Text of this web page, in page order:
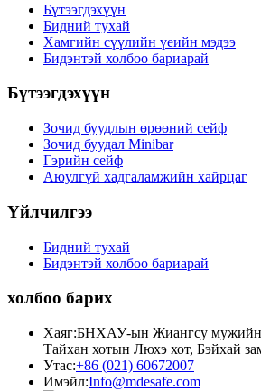
Бүтээгдэхүүн
Бидний тухай
Хамгийн сүүлийн үеийн мэдээ
Бидэнтэй холбоо бариарай
Бүтээгдэхүүн
Зочид буудлын өрөөний сейф
Зочид буудал Minibar
Гэрийн сейф
Аюулгүй хадгаламжийн хайрцаг
Үйлчилгээ
Бидний тухай
Бидэнтэй холбоо бариарай
холбоо барих
Хаяг:БНХАУ-ын Жиангсу мужийн
Тайхан хотын Люхэ хот, Бэйхай
Утас:+86 (021) 60672007
Имэйл:Info@mdesafe.com